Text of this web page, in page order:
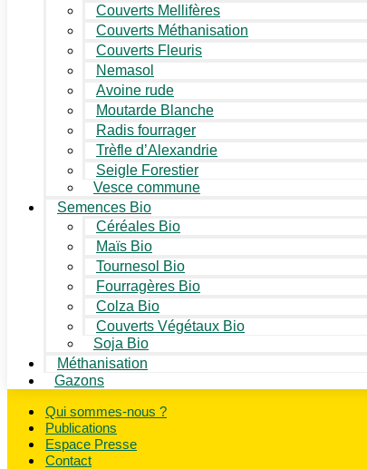
Couverts Mellifères
Couverts Méthanisation
Couverts Fleuris
Nemasol
Avoine rude
Moutarde Blanche
Radis fourrager
Trèfle d’Alexandrie
Seigle Forestier
Vesce commune
Semences Bio
Céréales Bio
Maïs Bio
Tournesol Bio
Fourragères Bio
Colza Bio
Couverts Végétaux Bio
Soja Bio
Méthanisation
Gazons
Qui sommes-nous ?
Publications
Espace Presse
Contact